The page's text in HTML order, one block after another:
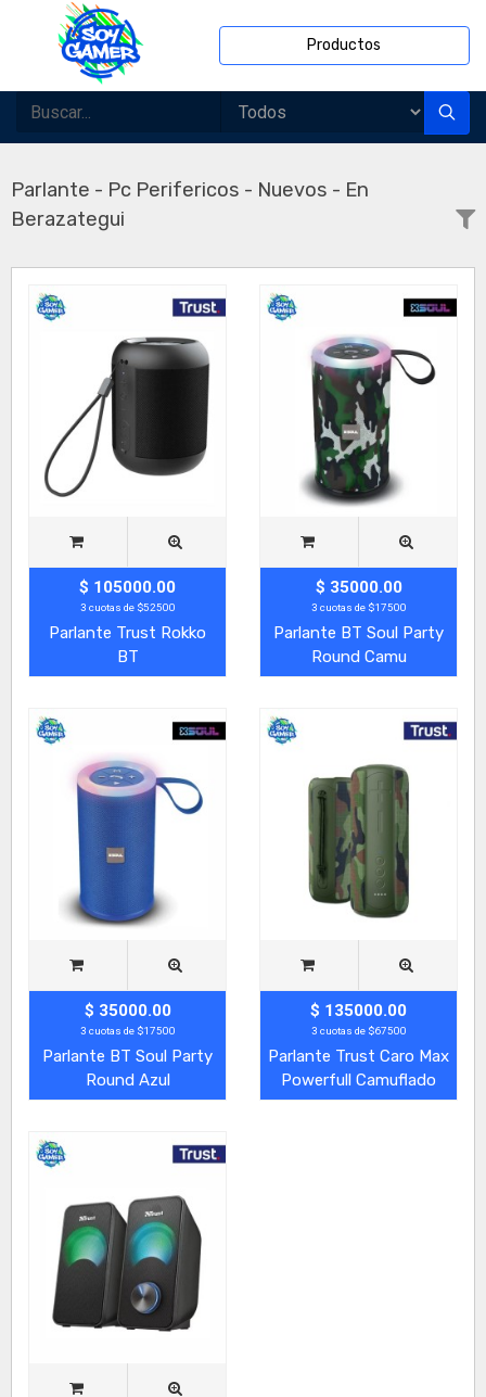
Productos
Parlante - Pc Perifericos - Nuevos - En
Berazategui
$ 105000.00
3 cuotas de $52500
Parlante Trust Rokko
BT
$ 35000.00
3 cuotas de $17500
Parlante BT Soul Party
Round Camu
$ 35000.00
3 cuotas de $17500
Parlante BT Soul Party
Round Azul
$ 135000.00
3 cuotas de $67500
Parlante Trust Caro Max
Powerfull Camuflado